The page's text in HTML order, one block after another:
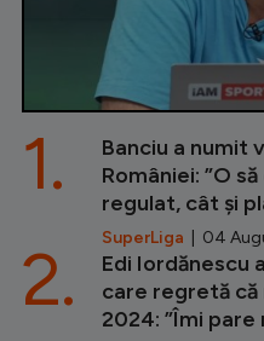
Banciu a numit
României: ”O
regulat, cât și
SuperLiga | 04
1.
Edi Iordănescu
care regretă că
2024: ”Îmi pare
2.